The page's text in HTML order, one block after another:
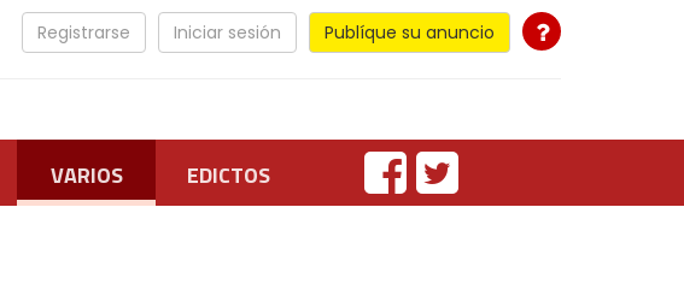
Publíque su anuncio
Iniciar sesión
Registrarse
VARIOS EDICTOS